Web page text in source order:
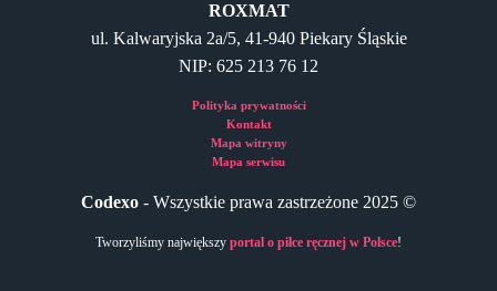
ROXMAT
ul. Kalwaryjska 2a/5, 41-940 Piekary Śląskie
NIP: 625 213 76 12
Polityka prywatności
Kontakt
Mapa witryny
Mapa serwisu
Codexo - Wszystkie prawa zastrzeżone 2025 ©
Tworzyliśmy największy portal o piłce ręcznej w Polsce!